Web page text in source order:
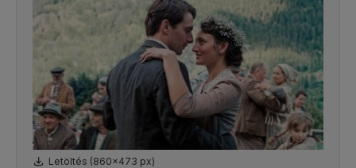
Letöltés (860x473 px)